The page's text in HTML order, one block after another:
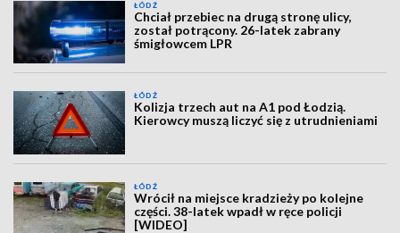
ŁÓDŹ
Chciał przebiec na drugą stronę ulicy,
został potrącony. 26-latek zabrany
śmigłowcem LPR
ŁÓDŹ
Kolizja trzech aut na A1 pod Łodzią.
Kierowcy muszą liczyć się z utrudnieniami
ŁÓDŹ
Wrócił na miejsce kradzieży po kolejne
części. 38-latek wpadł w ręce policji
[WIDEO]